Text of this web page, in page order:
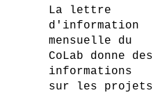
La lettre
d'information
mensuelle du
CoLab donne des
informations
sur les projets